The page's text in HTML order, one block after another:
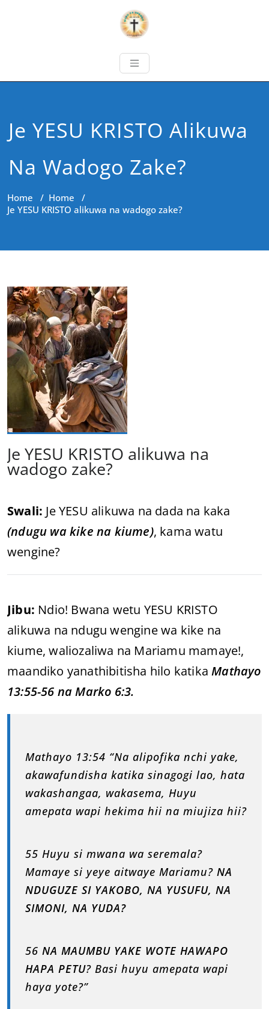
Je YESU KRISTO Alikuwa
Na Wadogo Zake?
Home / Home /
Je YESU KRISTO alikuwa na wadogo zake?
Je YESU KRISTO alikuwa na
wadogo zake?
Swali: Je YESU alikuwa na dada na kaka
(ndugu wa kike na kiume), kama watu
wengine?
Jibu: Ndio! Bwana wetu YESU KRISTO
alikuwa na ndugu wengine wa kike na
kiume, waliozaliwa na Mariamu mamaye!,
maandiko yanathibitisha hilo katikaMathayo
13:55-56 na Marko 6:3.
Mathayo 13:54 “Na alipofika nchi yake,
akawafundisha katika sinagogi lao, hata
wakashangaa, wakasema, Huyu
amepata wapi hekima hii na miujiza hii?
55 Huyu si mwana wa seremala?
Mamaye si yeye aitwaye Mariamu? NA
NDUGUZE SI YAKOBO, NA YUSUFU, NA
SIMONI, NA YUDA?
56 NA MAUMBU YAKE WOTE HAWAPO
HAPA PETU? Basi huyu amepata wapi
haya yote?”